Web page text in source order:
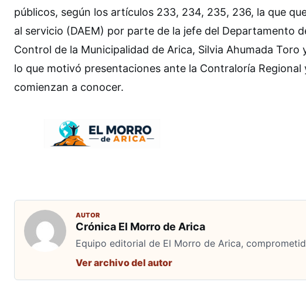
públicos, según los artículos 233, 234, 235, 236, la que
al servicio (DAEM) por parte de la jefe del Departamento
Control de la Municipalidad de Arica, Silvia Ahumada
lo que motivó presentaciones ante la Contraloría
comienzan a conocer.
AUTOR
Crónica El Morro de Arica
Equipo editorial de El Morro de Arica,
Ver archivo del autor